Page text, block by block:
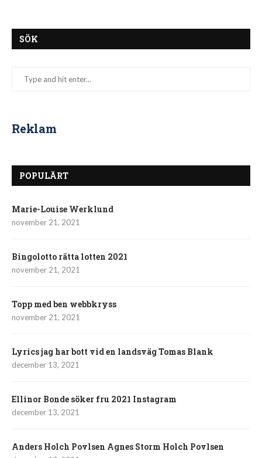
SÖK
Reklam
POPULÄRT
Marie-Louise Werklund
november 21, 2021
Bingolotto rätta lotten 2021
november 21, 2021
Topp med ben webbkryss
november 21, 2021
Lyrics jag har bott vid en landsväg Tomas Blank
december 13, 2021
Ellinor Bonde söker fru 2021 Instagram
december 13, 2021
Anders Holch Povlsen Agnes Storm Holch Povlsen